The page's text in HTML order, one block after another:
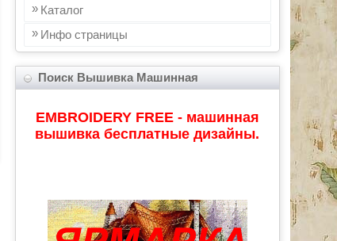
Каталог
Инфo страницы
Поиск Вышивка Машинная
EMBROIDERY FREE - машинная
вышивка бесплатные дизайны.